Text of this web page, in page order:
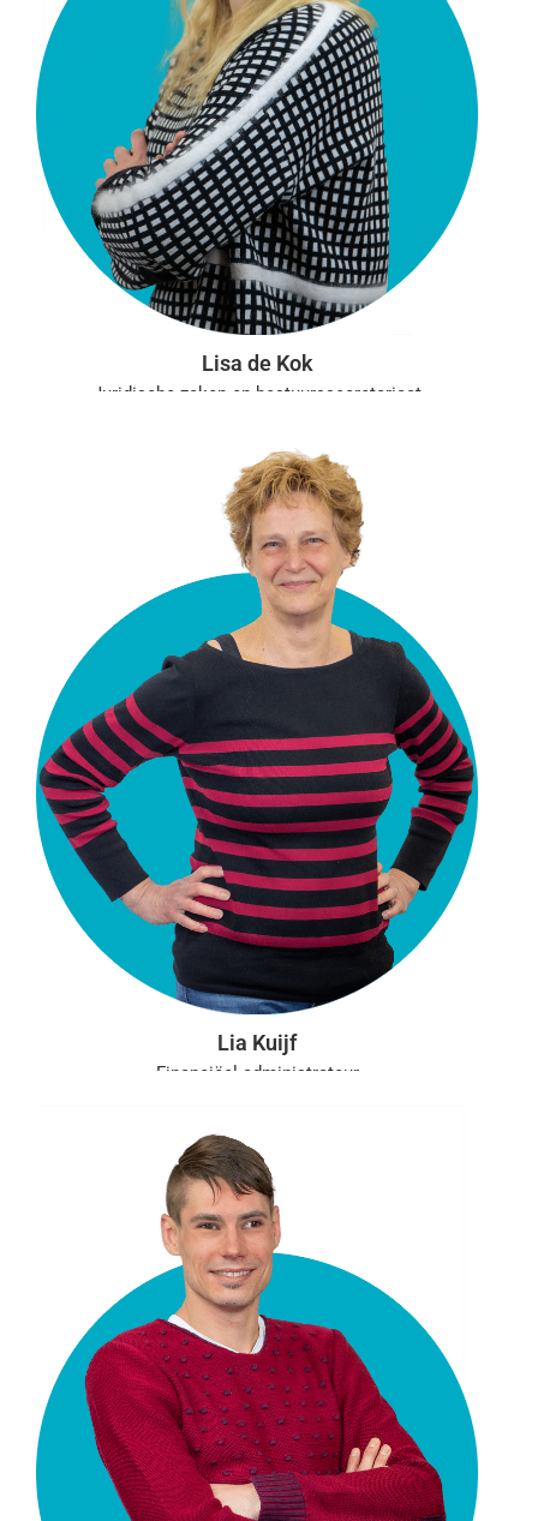
Lisa de Kok
Juridische zaken en bestuurssecretariaat
l.dekok@vgct.nl
0302303758
Lia Kuijf
Financiëel administrateur
l.kuijf@vgct.nl
0302361560